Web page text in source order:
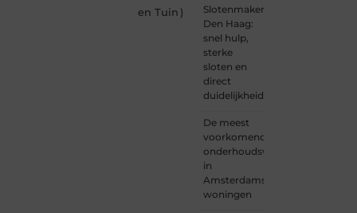
en Tuin )
Slotenmaker
Den Haag:
snel hulp,
sterke
sloten en
direct
duidelijkheid
De meest
voorkomende
onderhoudswerkzaamheden
in
Amsterdamse
woningen